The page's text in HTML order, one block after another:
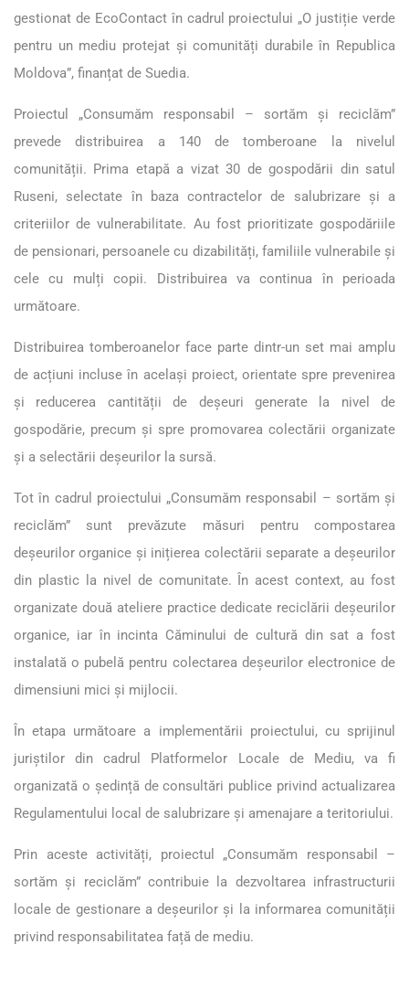
gestionat de EcoContact în cadrul proiectului „O justiție verde
pentru un mediu protejat și comunități durabile în Republica
Moldova”, finanțat de Suedia.
Proiectul „Consumăm responsabil – sortăm și reciclăm”
prevede distribuirea a 140 de tomberoane la nivelul
comunității. Prima etapă a vizat 30 de gospodării din satul
Ruseni, selectate în baza contractelor de salubrizare și a
criteriilor de vulnerabilitate. Au fost prioritizate gospodăriile
de pensionari, persoanele cu dizabilități, familiile vulnerabile și
cele cu mulți copii. Distribuirea va continua în perioada
următoare.
Distribuirea tomberoanelor face parte dintr-un set mai amplu
de acțiuni incluse în același proiect, orientate spre prevenirea
și reducerea cantității de deșeuri generate la nivel de
gospodărie, precum și spre promovarea colectării organizate
și a selectării deșeurilor la sursă.
Tot în cadrul proiectului „Consumăm responsabil – sortăm și
reciclăm” sunt prevăzute măsuri pentru compostarea
deșeurilor organice și inițierea colectării separate a deșeurilor
din plastic la nivel de comunitate. În acest context, au fost
organizate două ateliere practice dedicate reciclării deșeurilor
organice, iar în incinta Căminului de cultură din sat a fost
instalată o pubelă pentru colectarea deșeurilor electronice de
dimensiuni mici și mijlocii.
În etapa următoare a implementării proiectului, cu sprijinul
juriștilor din cadrul Platformelor Locale de Mediu, va fi
organizată o ședință de consultări publice privind actualizarea
Regulamentului local de salubrizare și amenajare a teritoriului.
Prin aceste activități, proiectul „Consumăm responsabil –
sortăm și reciclăm” contribuie la dezvoltarea infrastructurii
locale de gestionare a deșeurilor și la informarea comunității
privind responsabilitatea față de mediu.